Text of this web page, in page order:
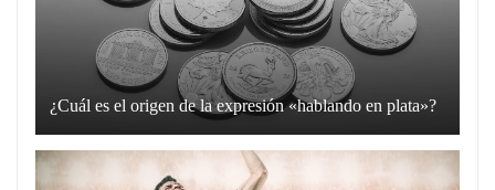
¿Cuál es el origen de la expresión «hablando en plata»?
La
expresión